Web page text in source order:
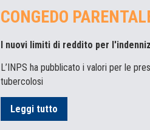
CONGEDO
I nuovi limiti di reddito per
L’INPS ha pubblicato i valori per le
tubercolosi
Leggi tutto